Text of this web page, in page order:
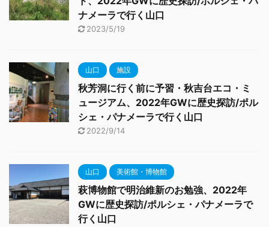
ナメーラで行く山口
2023/5/19
山口 施設
秋芳洞に行く前に予習・秋吉台エコ・ミ
ュージアム、2022年GWに歴史探訪/ポル
シェ・パナメーラで行く山口
2022/9/14
山口 美術館・博物館
萩博物館で明治維新のお勉強、2022年
GWに歴史探訪/ポルシェ・パナメーラで
行く山口